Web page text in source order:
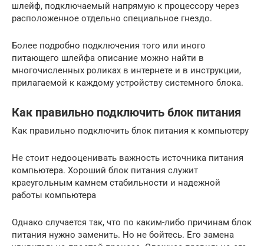
шлейф, подключаемый напрямую к процессору через
расположенное отдельно специальное гнездо.
Более подробно подключения того или иного
питающего шлейфа описание можно найти в
многочисленных роликах в интернете и в инструкции,
прилагаемой к каждому устройству системного блока.
Как правильно подключить блок питания
Как правильно подключить блок питания к компьютеру
Не стоит недооценивать важность источника питания
компьютера. Хороший блок питания служит
краеугольным камнем стабильности и надежной
работы компьютера
Однако случается так, что по каким-либо причинам блок
питания нужно заменить. Но не бойтесь. Его замена